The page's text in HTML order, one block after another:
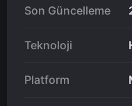
Son Güncelleme
Teknoloji
Platform